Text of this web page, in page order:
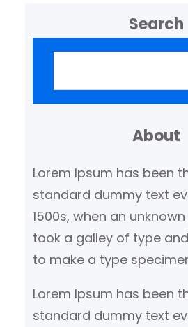
Search
About
Lorem Ipsum has been
standard dummy text
1500s, when an
took a galley of type
to make a type
Lorem Ipsum has been
standard dummy text